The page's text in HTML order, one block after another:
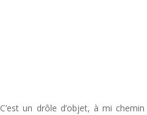
C’est un drôle d’objet, à mi